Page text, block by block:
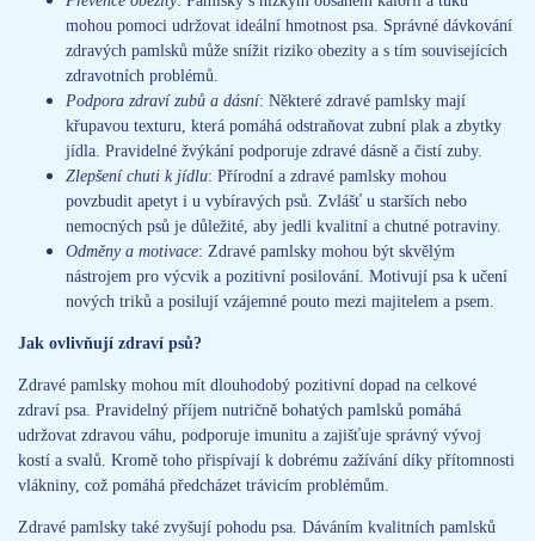
mohou pomoci udržovat ideální hmotnost psa. Správné dávkování
zdravých pamlsků může snížit riziko obezity a s tím souvisejících
zdravotních problémů.
Podpora zdraví zubů a dásní: Některé zdravé pamlsky mají
křupavou texturu, která pomáhá odstraňovat zubní plak a zbytky
jídla. Pravidelné žvýkání podporuje zdravé dásně a čistí zuby.
Zlepšení chuti k jídlu: Přírodní a zdravé pamlsky mohou
povzbudit apetyt i u vybíravých psů. Zvlášť u starších nebo
nemocných psů je důležité, aby jedli kvalitní a chutné potraviny.
Odměny a motivace: Zdravé pamlsky mohou být skvělým
nástrojem pro výcvik a pozitivní posilování. Motivují psa k učení
nových triků a posilují vzájemné pouto mezi majitelem a psem.
Jak ovlivňují zdraví psů?
Zdravé pamlsky mohou mít dlouhodobý pozitivní dopad na celkové
zdraví psa. Pravidelný příjem nutričně bohatých pamlsků pomáhá
udržovat zdravou váhu, podporuje imunitu a zajišťuje správný vývoj
kostí a svalů. Kromě toho přispívají k dobrému zažívání díky přítomnosti
vlákniny, což pomáhá předcházet trávicím problémům.
Zdravé pamlsky také zvyšují pohodu psa. Dáváním kvalitních pamlsků